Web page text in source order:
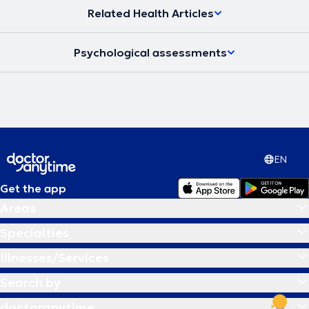
Related Health Articles
Psychological assessments
EN
Get the app